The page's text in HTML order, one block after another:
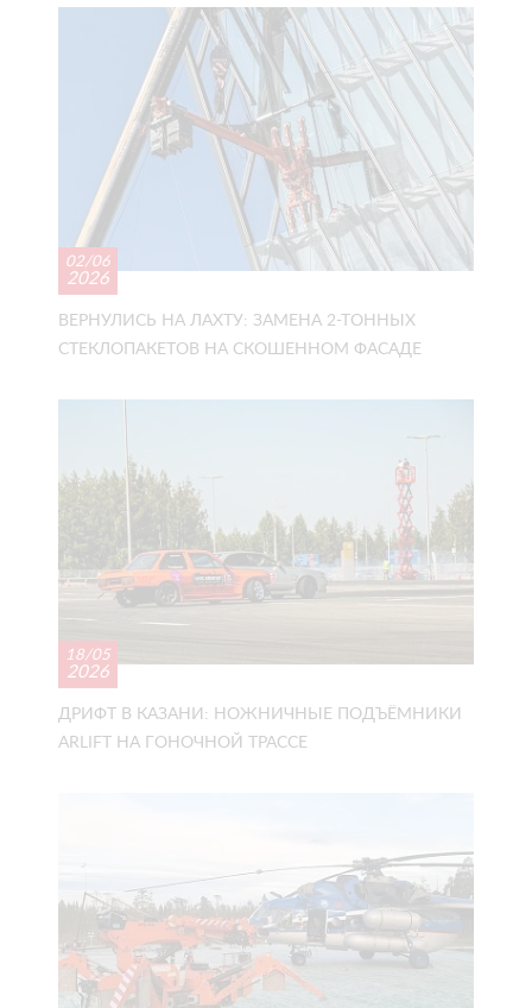
02/06
2026
ВЕРНУЛИСЬ НА ЛАХТУ: ЗАМЕНА 2-ТОННЫХ
СТЕКЛОПАКЕТОВ НА СКОШЕННОМ ФАСАДЕ
18/05
2026
ДРИФТ В КАЗАНИ: НОЖНИЧНЫЕ ПОДЪЁМНИКИ
ARLIFT НА ГОНОЧНОЙ ТРАССЕ